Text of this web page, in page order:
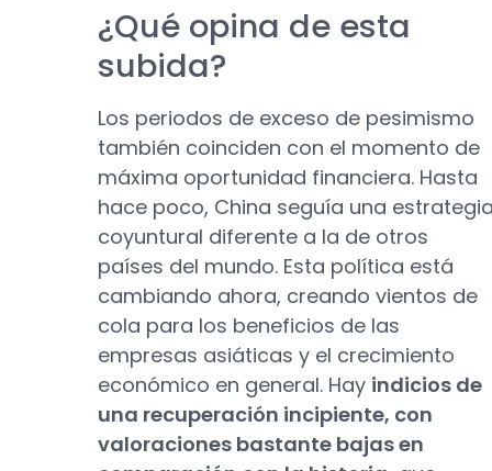
¿Qué opina de esta
subida?
Los periodos de exceso de pesimismo
también coinciden con el momento de
máxima oportunidad financiera. Hasta
hace poco, China seguía una
coyuntural diferente a la de otros
países del mundo. Esta política está
cambiando ahora, creando vientos de
cola para los beneficios de las
empresas asiáticas y el crecimiento
económico en general. Hay indicios de
una recuperación incipiente, con
valoraciones bastante bajas en